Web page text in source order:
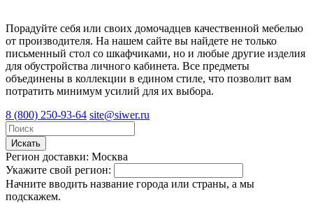
Порадуйте себя или своих домочадцев качественной мебелью
от производителя. На нашем сайте вы найдете не только
письменный стол со шкафчиками, но и любые другие изделия
для обустройства личного кабинета. Все предметы
объединены в коллекции в едином стиле, что позволит вам
потратить минимум усилий для их выбора.
8 (800) 250-93-64 site@siwer.ru
Искать
Регион доставки: Москва
Укажите свой регион:
Начните вводить название города или страны, а мы
подскажем.